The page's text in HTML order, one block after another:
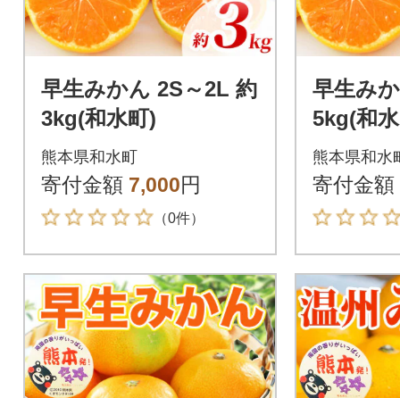
早生みかん 2S～2L 約
3kg(和水町)
熊本県和水町
寄付金額 7,000円
（0件）
早生み
5kg(和
熊本県和水
寄付金額